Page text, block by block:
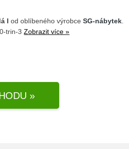
I od oblíbeného výrobceSG-nábytek
trin-3Zobrazit více »
»